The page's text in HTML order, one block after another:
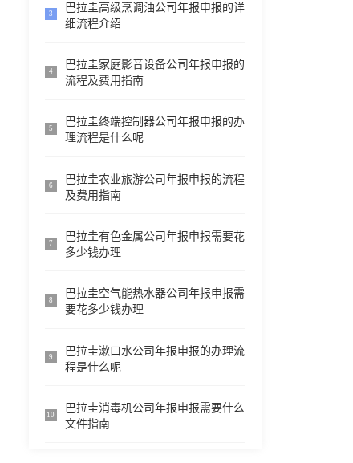
3
巴拉圭高级烹调油公司年报申报的详
细流程介绍
4
巴拉圭家庭影音设备公司年报申报的
流程及费用指南
5
巴拉圭终端控制器公司年报申报的办
理流程是什么呢
6
巴拉圭农业旅游公司年报申报的流程
及费用指南
7
巴拉圭有色金属公司年报申报需要花
多少钱办理
8
巴拉圭空气能热水器公司年报申报需
要花多少钱办理
9
巴拉圭漱口水公司年报申报的办理流
程是什么呢
10
巴拉圭消毒机公司年报申报需要什么
文件指南